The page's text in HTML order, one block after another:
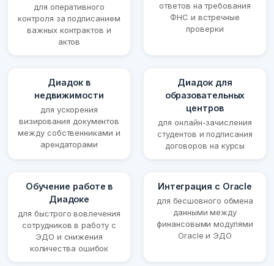
для оперативного
контроля за подписанием
важных контрактов и
актов
ответов на требования
ФНС и встречные
проверки
Диадок в
недвижимости
для ускорения
визирования документов
между собственниками и
арендаторами
Диадок для
образовательных
центров
для онлайн-зачисления
студентов и подписания
договоров на курсы
Обучение работе в
Диадоке
для быстрого вовлечения
сотрудников в работу с
ЭДО и снижения
количества ошибок
Интеграция с Oracle
для бесшовного обмена
данными между
финансовыми модулями
Oracle и ЭДО